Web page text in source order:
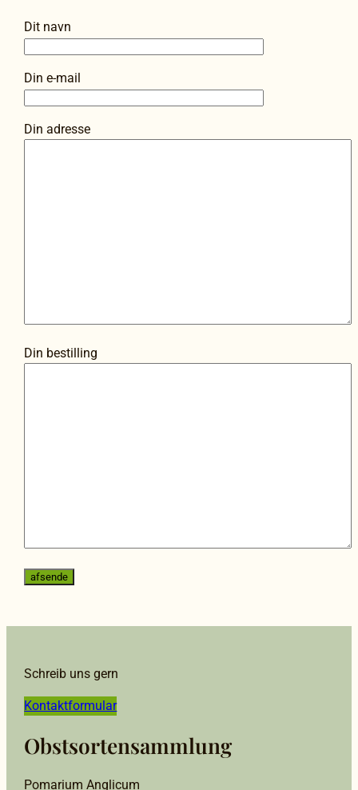
Dit navn
Din e-mail
Din adresse
Din bestilling
Schreib uns gern
Kontaktformular
Obstsortensammlung
Pomarium Anglicum